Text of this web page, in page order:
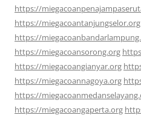
https://
https://miegacoantanjungselor.org
https://
https://miegacoansorong.org
https://miegacoangianyar.org
https://miegacoannagoya.org
https://
https://miegacoangaperta.org